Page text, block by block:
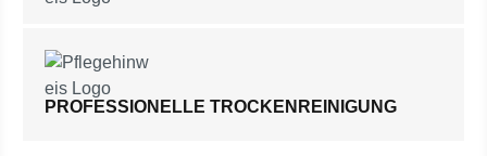
PROFESSIONELLE TROCKENREINIGUNG